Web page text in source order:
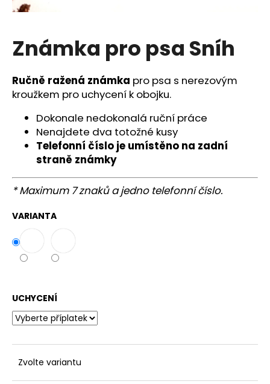
Známka pro psa Sníh
Ručně ražená známka pro psa s nerezovým
kroužkem pro uchycení k obojku.
Dokonale nedokonalá ruční práce
Nenajdete dva totožné kusy
Telefonní číslo je umístěno na zadní
straně známky
* Maximum 7 znaků a jedno telefonní číslo.
VARIANTA
UCHYCENÍ
Zvolte variantu
a
í
t
?
HLEDAT
D
p
r
j
e
m